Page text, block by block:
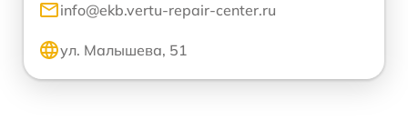
info@ekb.vertu-repair-center.ru
ул. Малышева, 51